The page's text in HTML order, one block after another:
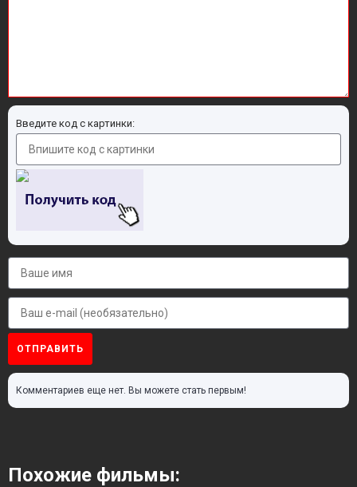
Введите код с картинки:
ОТПРАВИТЬ
Комментариев еще нет. Вы можете стать первым!
Похожие фильмы: